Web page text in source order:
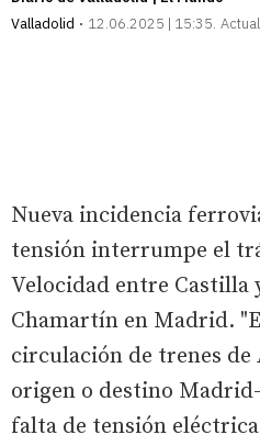
Valladolid
12.06.2025 | 15:35
Nueva incidencia
tensión interrumpe el
Velocidad entre Castilla
Chamartín en Madrid.
circulación de trenes de
origen o destino
falta de tensión